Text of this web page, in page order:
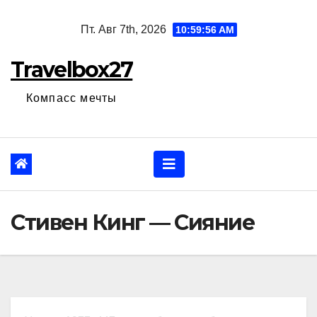
Пт. Авг 7th, 2026 10:59:57 AM
Travelbox27
Компасс мечты
Стивен Кинг — Сияние